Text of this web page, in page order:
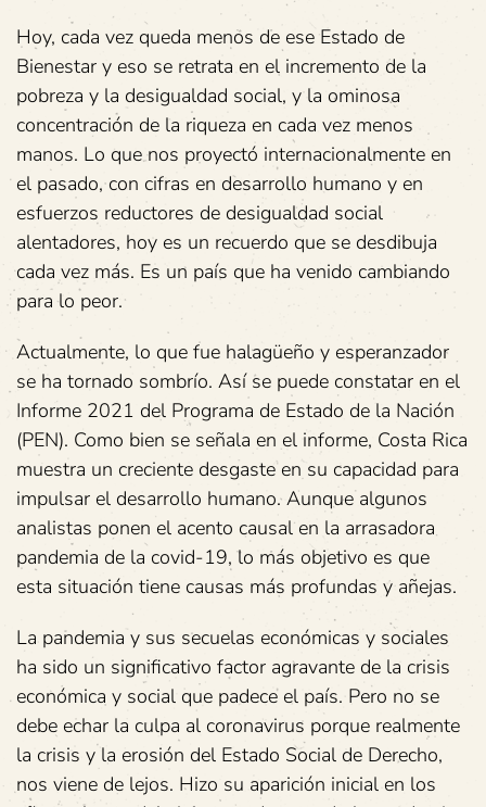
Hoy, cada vez queda menos de ese Estado de
Bienestar y eso se retrata en el incremento de la
pobreza y la desigualdad social, y la ominosa
concentración de la riqueza en cada vez menos
manos. Lo que nos proyectó internacionalmente en
el pasado, con cifras en desarrollo humano y en
esfuerzos reductores de desigualdad social
alentadores, hoy es un recuerdo que se desdibuja
cada vez más. Es un país que ha venido cambiando
para lo peor.
Actualmente, lo que fue halagüeño y esperanzador
se ha tornado sombrío. Así se puede constatar en el
Informe 2021 del Programa de Estado de la Nación
(PEN). Como bien se señala en el informe, Costa Rica
muestra un creciente desgaste en su capacidad para
impulsar el desarrollo humano. Aunque algunos
analistas ponen el acento causal en la arrasadora
pandemia de la covid-19, lo más objetivo es que
esta situación tiene causas más profundas y añejas.
La pandemia y sus secuelas económicas y sociales
ha sido un significativo factor agravante de la crisis
económica y social que padece el país. Pero no se
debe echar la culpa al coronavirus porque realmente
la crisis y la erosión del Estado Social de Derecho,
nos viene de lejos. Hizo su aparición inicial en los